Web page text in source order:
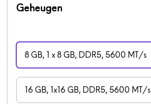
Geheugen
8 GB, 1 x 8 GB, DDR5, 5600 MT/s
16 GB, 1x16 GB, DDR5, 5600 MT/s